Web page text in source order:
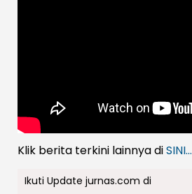
Klik berita terkini lainnya diSINI...
Ikuti Update jurnas.com di